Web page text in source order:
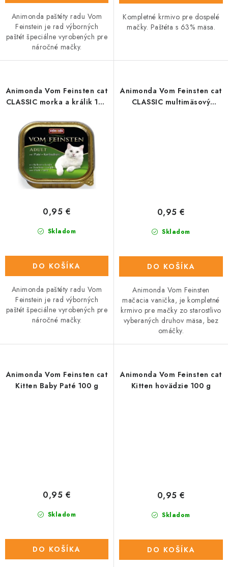
Animonda paštéty radu Vom
Feinstein je rad výborných
paštét špeciálne vyrobených pre
náročné mačky.
Kompletné krmivo pre dospelé
mačky. Paštéta s 63% mäsa.
Animonda Vom Feinsten cat
CLASSIC morka a králik 100
Skladom
0,95 €
DO KOŠÍKA
Animonda paštéty radu Vom
Feinstein je rad výborných
paštét špeciálne vyrobených pre
náročné mačky.
Animonda Vom Feinsten cat
CLASSIC multimäsový
Skladom
0,95 €
DO KOŠÍKA
Animonda Vom Feinsten
mačacia vanička, je kompletné
krmivo pre mačky zo starostlivo
vyberaných druhov mäsa, bez
omáčky.
Animonda Vom Feinsten cat
Kitten Baby Paté 100 g
Skladom
0,95 €
DO KOŠÍKA
Animonda Vom Feinsten cat
Kitten hovädzie 100 g
Skladom
0,95 €
DO KOŠÍKA